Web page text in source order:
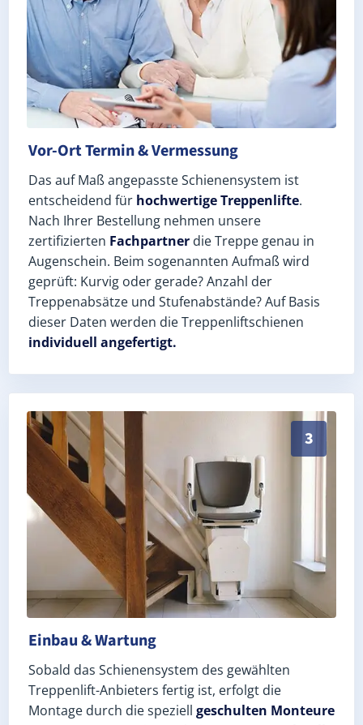
Vor-Ort Termin & Vermessung
Das auf Maß angepasste Schienensystem ist
entscheidend für hochwertige Treppenlifte.
Nach Ihrer Bestellung nehmen unsere
zertifizierten Fachpartner die Treppe genau in
Augenschein. Beim sogenannten Aufmaß wird
geprüft: Kurvig oder gerade? Anzahl der
Treppenabsätze und Stufenabstände? Auf Basis
dieser Daten werden die Treppenliftschienen
individuell angefertigt.
3
Schneller, sauberer Einbau durch zertifizierte
Einbau & Wartung
Sobald das Schienensystem des gewählten
Treppenlift-Anbieters fertig ist, erfolgt die
Montage durch die speziell geschulten Monteure